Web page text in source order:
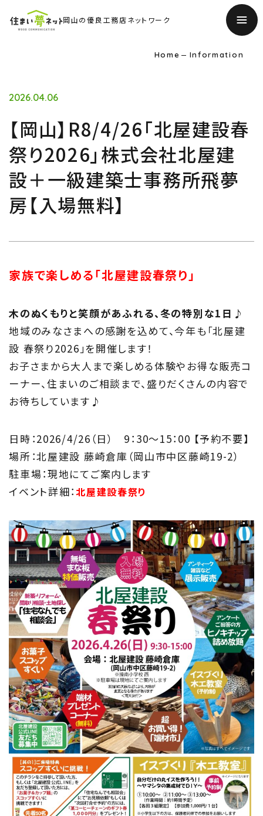
岡山の優良工務店ネットワーク
トップページ
About
Concept
ウッド・コミュ二ケーション
Philosophy
Members
住まい夢ネット加盟工務店
私たちの取り組み
Information
家づくりに役立つ情報
Maintenance
家のメンテナンス
じゅうmado
住宅相談窓口 じゅうmado
Home Information
2026.04.06
【岡山】R8/4/26「北屋建設春
祭り2026」株式会社北屋建
設＋一級建築士事務所飛夢
房【入場無料】
家族で楽しめる「北屋建設春祭り」
木のぬくもりと笑顔があふれる、冬の特別な1日♪
地域のみなさまへの感謝を込めて、今年も「北屋建
設 春祭り2026」を開催します！
お子さまから大人まで楽しめる体験やお得な販売コ
ーナー、住まいのご相談まで、盛りだくさんの内容で
お待ちしています♪
日時：2026/4/26（日） 9：30～15：00 【予約不要】
場所：北屋建設 藤崎倉庫（岡山市中区藤崎19-2）
駐車場：現地にてご案内します
イベント詳細：北屋建設春祭り